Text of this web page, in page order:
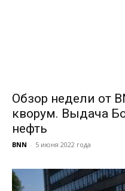
Обзор недели от
кворум. Выдача
нефть
BNN - 5 июня 2022 года